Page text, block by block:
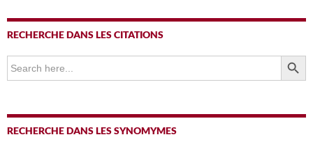
RECHERCHE DANS LES CITATIONS
Search
for:
SEARCH
RECHERCHE DANS LES SYNOMYMES